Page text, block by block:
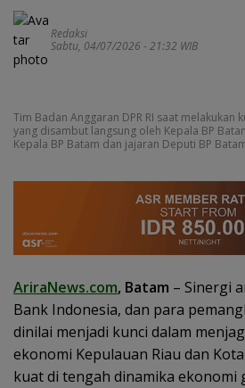
Redaksi
Sabtu, 04/07/2026 - 21:32 WIB
Tim Badan Anggaran DPR RI saat melakukan
yang disambut langsung oleh Kepala BP
Kepala BP Batam dan jajaran Deputi BP
AriraNews.com, Batam – Sinergi
Bank Indonesia, dan para
dinilai menjadi kunci dalam
ekonomi Kepulauan Riau dan
kuat di tengah dinamika ekonomi